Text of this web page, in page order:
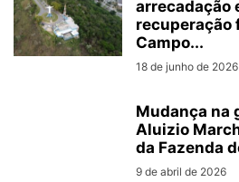
arrecadação
recuperação
Campo...
18 de junho de 2026
Mudança na
Aluizio
da Fazenda
9 de abril de 2026